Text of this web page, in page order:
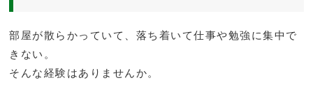
部屋が散らかっていて、落ち着いて仕事や勉強に集中で
きない。
そんな経験はありませんか。